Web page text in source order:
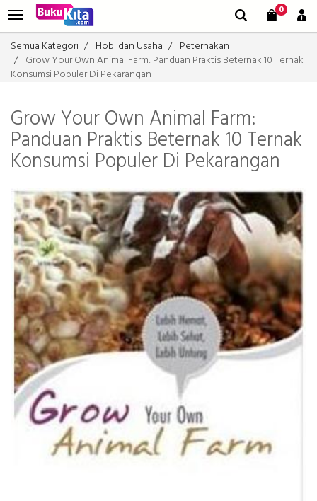
0
Semua Kategori Hobi dan Usaha
Peternakan
Grow Your Own Animal Farm: Panduan Praktis Beternak 10 Ternak
Konsumsi Populer Di Pekarangan
Grow Your Own Animal Farm:
Panduan Praktis Beternak 10 Ternak
Konsumsi Populer Di Pekarangan